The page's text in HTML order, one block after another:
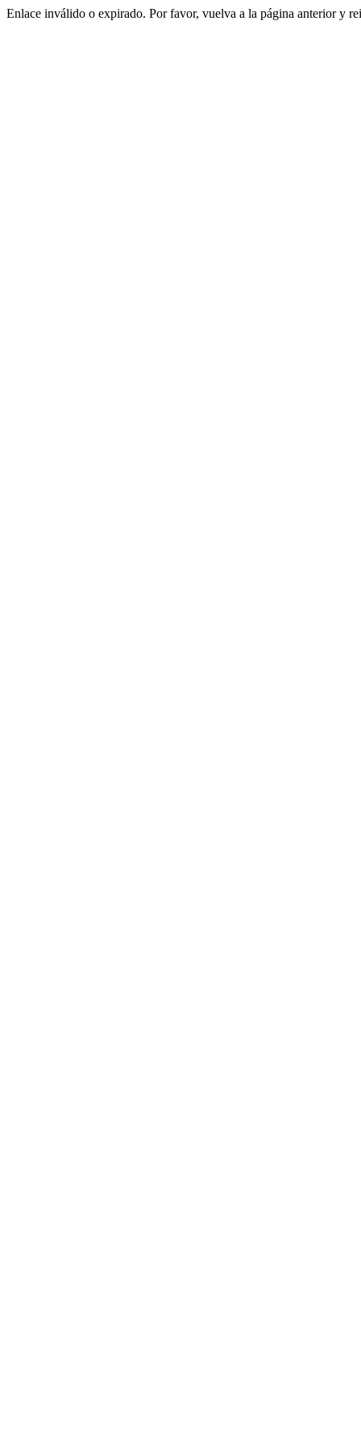
Enlace inválido o expirado. Por favor, vuelva a la página anterior y